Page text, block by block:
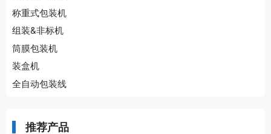
称重式包装机
组装&非标机
筒膜包装机
装盒机
全自动包装线
推荐产品